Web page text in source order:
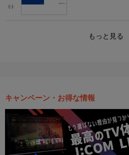
(-)
もっと見る
キャンペーン・お得な情報